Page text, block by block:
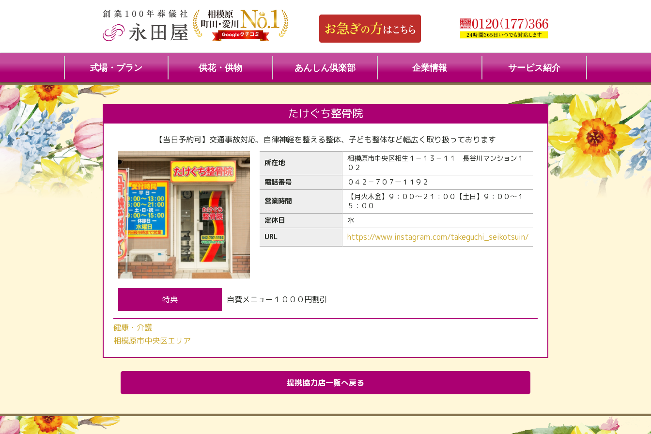
式場・プラン 供花・供物 あんしん倶楽部 企業情報 サービス紹介
たけぐち整骨院
【当日予約可】交通事故対応、自律神経を整える整体、子ども整体など幅広く取り扱っております
所在地
相模原市中央区相生１－１３－１１ 長谷川マンション１
０２
電話番号
０４２－７０７ー１１９２
営業時間
【月火木金】９：００～２１：００【土日】９：００～１
５：００
定休日
水
URL
https://www.instagram.com/takeguchi_seikotsuin/
特典 自費メニュー１０００円割引
健康・介護
相模原市中央区エリア
提携協力店一覧へ戻る